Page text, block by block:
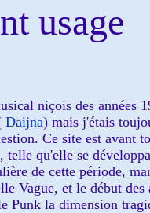
usage
niçois des années
Daijna) mais j'étais
Ce site est avant
qu'elle se
de cette période,
Vague, et le début
Punk la dimension